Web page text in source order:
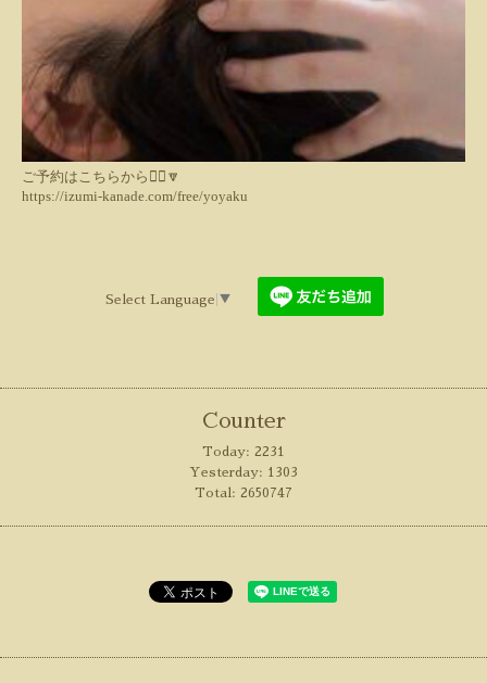
ご予約はこちらから💁‍♀️🔽
https://izumi-kanade.com/free/yoyaku
Select Language ▼
Counter
Today: 2231
Yesterday: 1303
Total: 2650747